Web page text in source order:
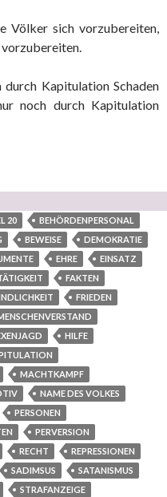
Völker sich vorzubereiten,
durch Kapitulation Schaden
noch durch Kapitulation
ausgelagerter Teilbereich
20
BEHÖRDENPERSONAL
BEWEISE
DEMOKRATIE
EHRE
EINSATZ
FAKTEN
FRIEDEN
HILFE
MACHTKAMPF
NAME DES VOLKES
PERSONEN
PERVERSION
RECHT
REPRESSIONEN
SADIMSUS
SATANISMUS
STRAFANZEIGE